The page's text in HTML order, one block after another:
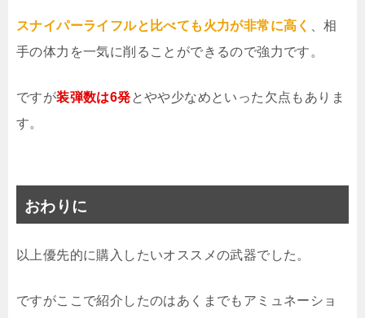
スナイパーライフルと比べても火力が非常に高く
、相
手の体力を一気に削ることができるので強力です。
ですが装弾数は6発とやや少なめといった欠点もありま
す。
おわりに
以上優先的に購入したいオススメの武器でした。
ですがここで紹介したのはあくまでもアミュネーショ